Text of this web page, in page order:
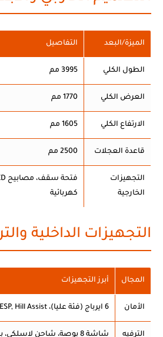
الميزة/البعد التفاصيل
الطول الكلي 3995 مم
العرض الكلي 1770 مم
الارتفاع الكلي 1605 مم
قاعدة العجلات 2500 مم
التجهيزات
الخارجية
كهربائية
التجهيزات الداخلية
المجال أبرز التجهيزات
الأمان 6 ايرباج (فئة عليا)، ABS, EBD, ESP, Hill Assist
الترفيه شاشة 8 بوصة، شاحن لاسلكي، بلوتوث، Apple/Android